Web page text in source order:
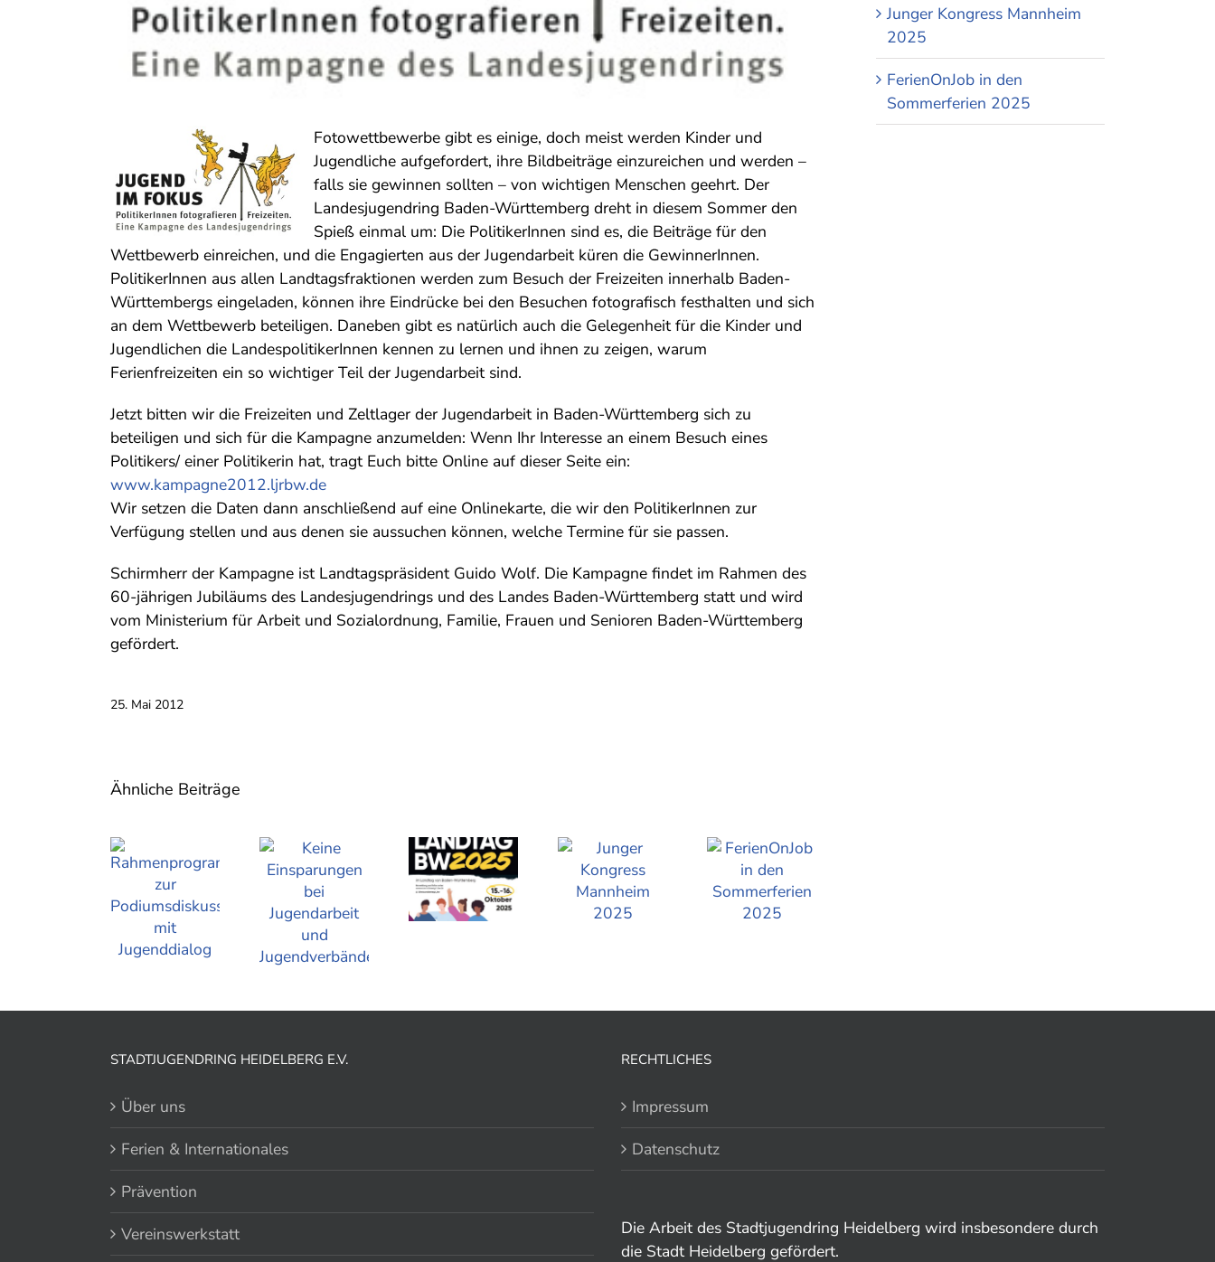
Fotowettbewerbe gibt es einige, doch meist werden Kinder und
Jugendliche aufgefordert, ihre Bildbeiträge einzureichen und werden –
falls sie gewinnen sollten – von wichtigen Menschen geehrt. Der
Landesjugendring Baden-Württemberg dreht in diesem Sommer den
Spieß einmal um: Die PolitikerInnen sind es, die Beiträge für den
Wettbewerb einreichen, und die Engagierten aus der Jugendarbeit küren die GewinnerInnen.
PolitikerInnen aus allen Landtagsfraktionen werden zum Besuch der Freizeiten innerhalb Baden-
Württembergs eingeladen, können ihre Eindrücke bei den Besuchen fotografisch festhalten und sich
an dem Wettbewerb beteiligen. Daneben gibt es natürlich auch die Gelegenheit für die Kinder und
Jugendlichen die LandespolitikerInnen kennen zu lernen und ihnen zu zeigen, warum
Ferienfreizeiten ein so wichtiger Teil der Jugendarbeit sind.
Jetzt bitten wir die Freizeiten und Zeltlager der Jugendarbeit in Baden-Württemberg sich zu
beteiligen und sich für die Kampagne anzumelden: Wenn Ihr Interesse an einem Besuch eines
Politikers/ einer Politikerin hat, tragt Euch bitte Online auf dieser Seite ein:
www.kampagne2012.ljrbw.de
Wir setzen die Daten dann anschließend auf eine Onlinekarte, die wir den PolitikerInnen zur
Verfügung stellen und aus denen sie aussuchen können, welche Termine für sie passen.
Schirmherr der Kampagne ist Landtagspräsident Guido Wolf. Die Kampagne findet im Rahmen des
60-jährigen Jubiläums des Landesjugendrings und des Landes Baden-Württemberg statt und wird
vom Ministerium für Arbeit und Sozialordnung, Familie, Frauen und Senioren Baden-Württemberg
gefördert.
25. Mai 2012
Ähnliche Beiträge
Junger Kongress Mannheim
2025
FerienOnJob in den
Sommerferien 2025
STADTJUGENDRING HEIDELBERG E.V.
Über uns
Ferien & Internationales
Prävention
Vereinswerkstatt
RECHTLICHES
Impressum
Datenschutz
Die Arbeit des Stadtjugendring Heidelberg wird insbesondere durch
die Stadt Heidelberg gefördert.